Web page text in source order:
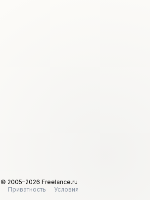
© 2005–2026 Freelance.ru
Приватность
Условия